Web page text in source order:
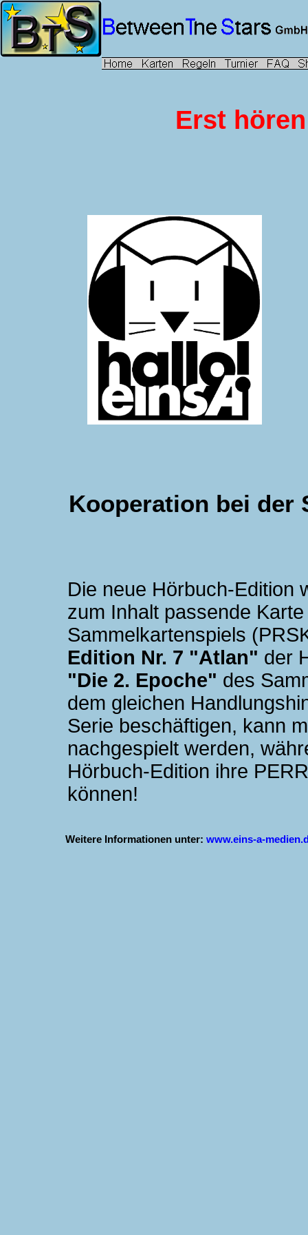
Erst
Kooperation bei der
Die neue Hörbuch-Edition
zum Inhalt passende
Sammelkartenspiels
Edition Nr. 7 "Atlan" der
"Die 2. Epoche" des
dem gleichen
Serie beschäftigen, kann
nachgespielt werden,
Hörbuch-Edition ihre
können!
Weitere Informationen unter: www.eins-a-